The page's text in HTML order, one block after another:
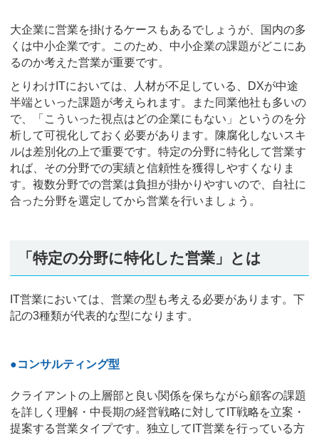
大企業に営業を掛けるケースもあるでしょうが、国内の多
くは中小企業です。このため、中小企業の課題がどこにあ
るのか考えた営業が重要です。
とりわけITにおいては、人材が不足している、DXが中途
半端といった課題が考えられます。また同業他社も多いの
で、「こういった視点はどの企業にもない」というのを分
析して可視化しておく必要があります。陳腐化しないスキ
ルは差別化の上で重要です。特定の分野に特化して営業す
れば、その分野での実績と信頼性を獲得しやすくなりま
す。複数分野での営業は負担が掛かりやすいので、自社に
合った分野を選定してから営業を行いましょう。
「特定の分野に特化した営業」とは
IT営業においては、営業の型も考える必要があります。下
記の3種類が代表的な型になります。
●コンサルティング型
クライアントの上層部と良い関係を保ちながら顧客の課題
を詳しく理解・中長期の経営戦略に対してIT戦略を立案・
提案する営業タイプです。独立してIT営業を行っている方